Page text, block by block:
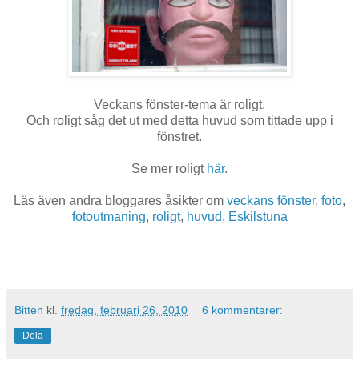
Veckans fönster-tema är roligt.
Och roligt såg det ut med detta huvud som tittade upp i
fönstret.
Se mer roligt här.
Läs även andra bloggares åsikter om veckans fönster, foto,
fotoutmaning, roligt, huvud, Eskilstuna
Bitten kl. fredag, februari 26, 2010 6 kommentarer:
Dela